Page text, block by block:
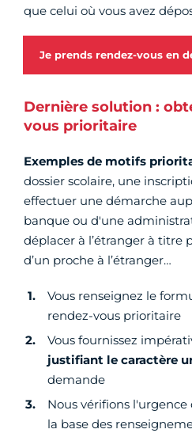
que celui où vous avez
Je prends rendez-vous en
Dernière solution :
vous prioritaire
Exemples de motifs
dossier scolaire, une
effectuer une démarche
banque ou d'une
déplacer à l’étranger à titre
d’un proche à l’étranger…
Vous renseignez le
rendez-vous prioritaire
Vous fournissez
justifiant le caractère
demande
Nous vérifions
la base des